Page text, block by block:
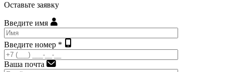
Оставьте заявку
Введите имя
Введите номер *
Ваша почта